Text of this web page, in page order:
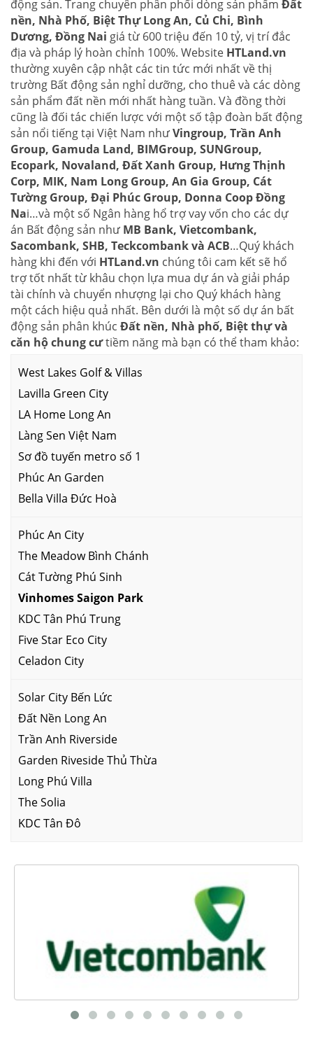
động sản. Trang chuyên phân phối dòng sản phẩm Đất
nền, Nhà Phố, Biệt Thự Long An, Củ Chi, Bình
Dương, Đồng Nai giá từ 600 triệu đến 10 tỷ, vị trí đắc
địa và pháp lý hoàn chỉnh 100%. Website HTLand.vn
thường xuyên cập nhật các tin tức mới nhất về thị
trường Bất động sản nghỉ dưỡng, cho thuê và các dòng
sản phẩm đất nền mới nhất hàng tuần. Và đồng thời
cũng là đối tác chiến lược với một số tập đoàn bất động
sản nổi tiếng tại Việt Nam nhưVingroup, Trần Anh
Group, Gamuda Land, BIMGroup, SUNGroup,
Ecopark, Novaland, Đất Xanh Group, Hưng Thịnh
Corp, MIK, Nam Long Group, An Gia Group, Cát
Tường Group, Đại Phúc Group, Donna Coop Đồng
Nai…và một số Ngân hàng hổ trợ vay vốn cho các dự
án Bất động sản như MB Bank, Vietcombank,
Sacombank, SHB, Teckcombank và ACB…Quý khách
hàng khi đến với HTLand.vn chúng tôi cam kết sẽ hổ
trợ tốt nhất từ khâu chọn lựa mua dự án và giải pháp
tài chính và chuyển nhượng lại cho Quý khách hàng
một cách hiệu quả nhất. Bên dưới là một số dự án bất
động sản phân khúc Đất nền, Nhà phố, Biệt thự và
căn hộ chung cưtiềm năng mà bạn có thể tham khảo:
West Lakes Golf & Villas
Lavilla Green City
LA Home Long An
Làng Sen Việt Nam
Sơ đồ tuyến metro số 1
Phúc An Garden
Bella Villa Đức Hoà
Phúc An City
The Meadow Bình Chánh
Cát Tường Phú Sinh
Vinhomes Saigon Park
KDC Tân Phú Trung
Five Star Eco City
Celadon City
Solar City Bến Lức
Đất Nền Long An
Trần Anh Riverside
Garden Riveside Thủ Thừa
Long Phú Villa
The Solia
KDC Tân Đô